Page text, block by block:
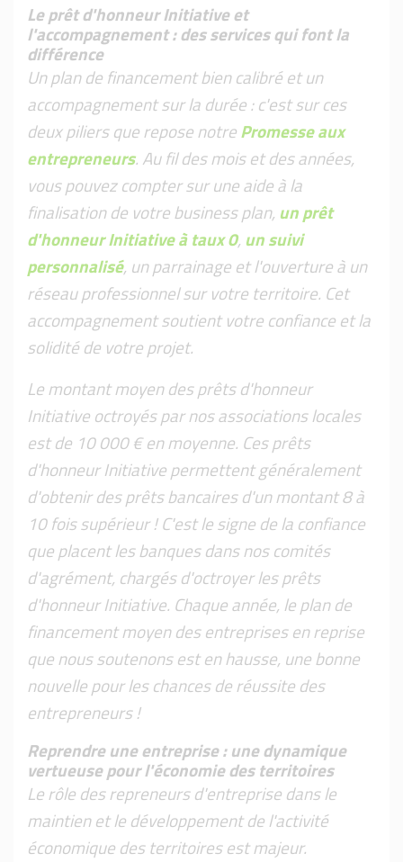
Le prêt d'honneur Initiative et
l'accompagnement : des services qui font la
différence
Un plan de financement bien calibré et un
accompagnement sur la durée : c'est sur ces
deux piliers que repose notrePromesse aux
entrepreneurs. Au fil des mois et des années,
vous pouvez compter sur une aide à la
finalisation de votre business plan, un prêt
d'honneur Initiative à taux 0, un suivi
personnalisé, un parrainage et l'ouverture à un
réseau professionnel sur votre territoire. Cet
accompagnement soutient votre confiance et la
solidité de votre projet.
Le montant moyen des prêts d'honneur
Initiative octroyés par nos associations locales
est de 10 000 € en moyenne. Ces prêts
d'honneur Initiative permettent généralement
d'obtenir des prêts bancaires d'un montant 8 à
10 fois supérieur ! C'est le signe de la confiance
que placent les banques dans nos comités
d'agrément, chargés d'octroyer les prêts
d'honneur Initiative. Chaque année, le plan de
financement moyen des entreprises en reprise
que nous soutenons est en hausse, une bonne
nouvelle pour les chances de réussite des
entrepreneurs !
Reprendre une entreprise : une dynamique
vertueuse pour l'économie des territoires
Le rôle des repreneurs d'entreprise dans le
maintien et le développement de l'activité
économique des territoires est majeur.